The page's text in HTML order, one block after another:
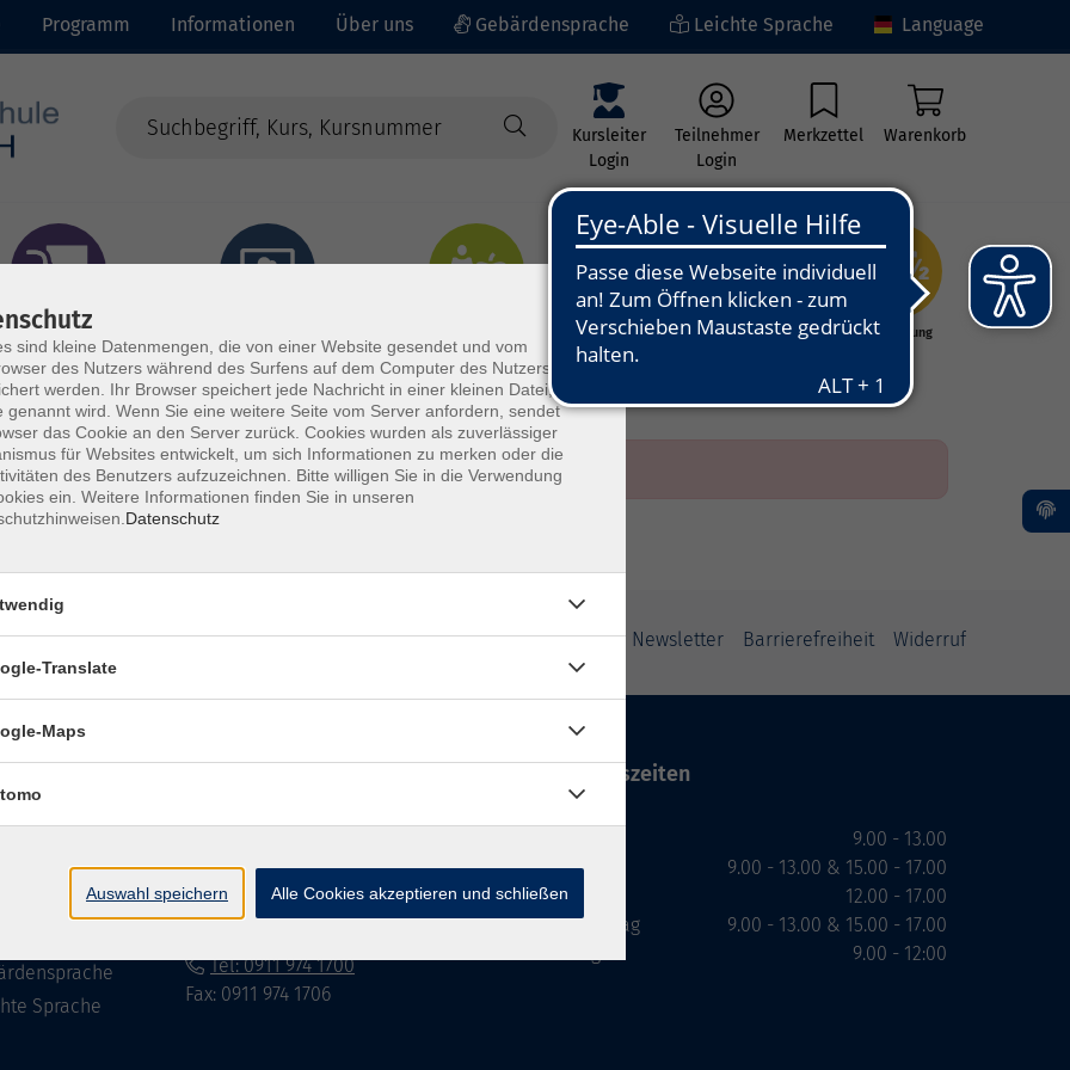
Programm Informationen Über uns Gebärdensprache Leichte Sprache Language
Kursleiter
Login
Teilnehmer
Login
Merkzettel Warenkorb
- Integration
Kunst - Kultur -
Grundbildung
Impressum Datenschutzerklärung AGB Newsletter Barrierefreiheit Widerruf
Sprache
90762 Fürth
info@vhs-fuerth.de
Tel: 0911 974 1700
Fax: 0911 974 1706
Öffnungszeiten
Dienstag
Mittwoch
Donnerstag
9.00 - 13.00
9.00 - 13.00 & 15.00 - 17.00
12.00 - 17.00
9.00 - 13.00 & 15.00 - 17.00
9.00 - 12:00
sind kleine Datenmengen, die von einer Website gesendet und vom
des Nutzers während des Surfens auf dem Computer des Nutzers
werden. Ihr Browser speichert jede Nachricht in einer kleinen Datei, die
genannt wird. Wenn Sie eine weitere Seite vom Server anfordern, sendet
das Cookie an den Server zurück. Cookies wurden als zuverlässiger
für Websites entwickelt, um sich Informationen zu merken oder die
des Benutzers aufzuzeichnen. Bitte willigen Sie in die Verwendung
ein. Weitere Informationen finden Sie in unseren
Datenschutz
×
Translate
Maps
Auswahl speichern Alle Cookies akzeptieren und schließen